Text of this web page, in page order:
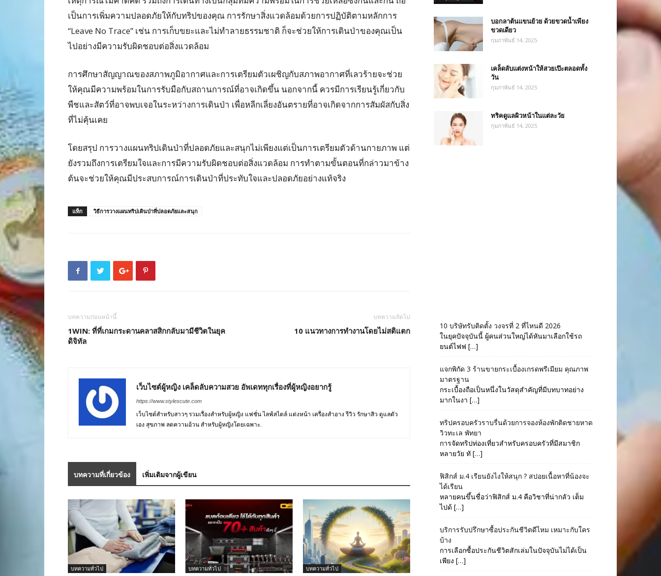
เป็นการเพิ่มความปลอดภัยให้กับทริปของคุณ การรักษาสิ่งแวดล้อมด้วยการปฏิบัติตามหลักการ
“Leave No Trace” เช่น การเก็บขยะและไม่ทำลายธรรมชาติ ก็จะช่วยให้การเดินป่าของคุณเป็น
ไปอย่างมีความรับผิดชอบต่อสิ่งแวดล้อม
การศึกษาสัญญาณของสภาพภูมิอากาศและการเตรียมตัวเผชิญกับสภาพอากาศที่เลวร้ายจะช่วย
ให้คุณมีความพร้อมในการรับมือกับสถานการณ์ที่อาจเกิดขึ้น นอกจากนี้ ควรมีการเรียนรู้เกี่ยวกับ
พืชและสัตว์ที่อาจพบเจอในระหว่างการเดินป่า เพื่อหลีกเลี่ยงอันตรายที่อาจเกิดจากการสัมผัสกับสิ่ง
ที่ไม่คุ้นเคย
โดยสรุป การวางแผนทริปเดินป่าที่ปลอดภัยและสนุกไม่เพียงแต่เป็นการเตรียมตัวด้านกายภาพ แต่
ยังรวมถึงการเตรียมใจและการมีความรับผิดชอบต่อสิ่งแวดล้อม การทำตามขั้นตอนที่กล่าวมาข้าง
ต้นจะช่วยให้คุณมีประสบการณ์การเดินป่าที่ประทับใจและปลอดภัยอย่างแท้จริง
แท็ก วิธีการวางแผนทริปเดินป่าที่ปลอดภัยและสนุก
บทความก่อนหน้านี้
1WIN: ที่ที่เกมกระดานคลาสสิกกลับมามีชีวิตในยุค
ดิจิทัล
บทความถัดไป
10 แนวทางการทำงานโดยไม่สติแตก
เว็บไซต์ผู้หญิง เคล็ดลับความสวย อัพเดททุกเรื่องที่ผู้หญิงอยากรู้
https://www.stylescute.com
เว็บไซต์สำหรับสาวๆ รวมเรื่องสำหรับผู้หญิง แฟชั่น ไลฟ์สไตล์ แต่งหน้า เครื่องสำอาง รีวิว รักษาสิว ดูแลตัว
เอง สุขภาพ ลดความอ้วน สำหรับผู้หญิงโดยเฉพาะ.
บทความที่เกี่ยวข้อง เพิ่มเติมจากผู้เขียน
บทความทั่วไป บทความทั่วไป บทความทั่วไป
บอกลาต้นแขนย้วย ด้วยขวดน้ำเพียง
ขวดเดียว
กุมภาพันธ์ 14, 2025
เคล็ดลับแต่งหน้าให้สวยเป๊ะตลอดทั้ง
วัน
กุมภาพันธ์ 14, 2025
ทริคดูแลผิวหน้าในแต่ละวัย
กุมภาพันธ์ 14, 2025
10 บริษัทรับติดตั้ง วงจรที่ 2 ที่ไหนดี 2026
ในยุคปัจจุบันนี้ ผู้คนส่วนใหญ่ได้หันมาเลือกใช้รถ
ยนต์ไฟฟ […]
แจกพิกัด 3 ร้านขายกระเบื้องเกรดพรีเมียม คุณภาพ
มาตรฐาน
กระเบื้องถือเป็นหนึ่งในวัสดุสำคัญที่มีบทบาทอย่าง
มากในงา […]
ทริปครอบครัวราบรื่นด้วยการจองห้องพักติดชายหาด
วิวทะเล พัทยา
การจัดทริปท่องเที่ยวสำหรับครอบครัวที่มีสมาชิก
หลายวัย ทั […]
ฟิสิกส์ ม.4 เรียนยังไงให้สนุก ? สปอยเนื้อหาที่น้องจะ
ได้เรียน
หลายคนขึ้นชื่อว่าฟิสิกส์ ม.4 คือวิชาที่น่ากลัว เต็ม
ไปด้ […]
บริการรับปรึกษาซื้อประกันชีวิตดีไหม เหมาะกับใคร
บ้าง
การเลือกซื้อประกันชีวิตสักเล่มในปัจจุบันไม่ได้เป็น
เพียง […]